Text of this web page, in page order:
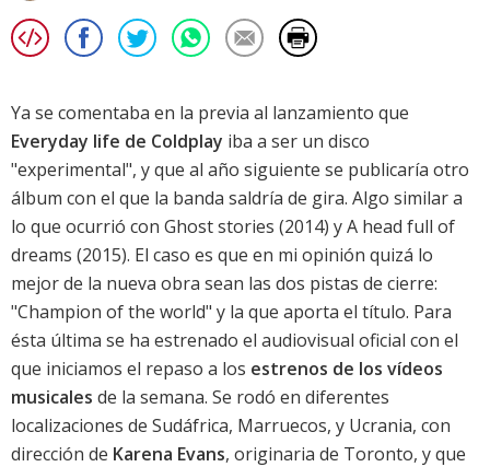
Ya se comentaba en la previa al lanzamiento que
Everyday life de Coldplay iba a ser un disco
"experimental", y que al año siguiente se publicaría otro
álbum con el que la banda saldría de gira. Algo similar a
lo que ocurrió con Ghost stories (2014) yA head full of
dreams (2015). El caso es que en mi opinión quizá lo
mejor de la nueva obra sean las dos pistas de cierre:
"Champion of the world" y la que aporta el título. Para
ésta última se ha estrenado el audiovisual oficial con el
que iniciamos el repaso a los estrenos de los vídeos
musicales de la semana. Se rodó en diferentes
localizaciones de Sudáfrica, Marruecos, y Ucrania, con
dirección de Karena Evans, originaria de Toronto, y que